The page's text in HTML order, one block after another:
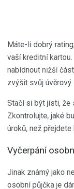
Máte-li dobrý
vaší kreditní
nabídnout nižší
zvýšit svůj úvěrový
Stačí si být jisti, že
Zkontrolujte, jaké
úroků, než
Vyčerpání
Jinak známý jako
osobní půjčka je